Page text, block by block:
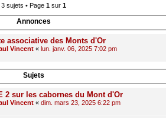
3 sujets • Page 1 sur 1
Annonces
associative des Monts d'Or
Vincent « lun. janv. 06, 2025 7:02 pm
Sujets
2 sur les cabornes du Mont d'Or
Vincent « dim. mars 23, 2025 6:22 pm